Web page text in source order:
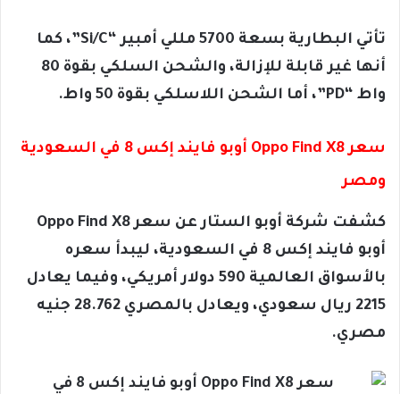
تأتي البطارية بسعة 5700 مللي أمبير “Si/C”، كما
أنها غير قابلة للإزالة، والشحن السلكي بقوة 80
واط “PD”، أما الشحن اللاسلكي بقوة 50 واط.
سعر Oppo Find X8 أوبو فايند إكس 8 في السعودية
ومصر
كشفت شركة أوبو الستار عن سعر Oppo Find X8
أوبو فايند إكس 8 في السعودية، ليبدأ سعره
بالأسواق العالمية 590 دولار أمريكي، وفيما يعادل
2215 ريال سعودي، ويعادل بالمصري 28.762 جنيه
مصري.